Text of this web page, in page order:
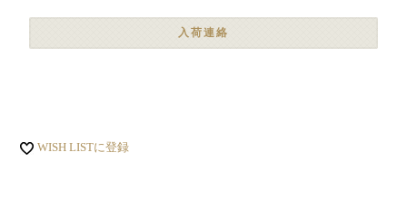
入荷連絡
WISH LISTに登録